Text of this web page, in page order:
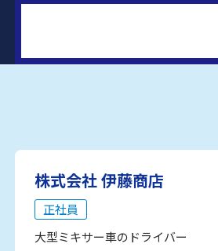
株式会社 伊藤商店
正社員
大型ミキサー車のドライバー